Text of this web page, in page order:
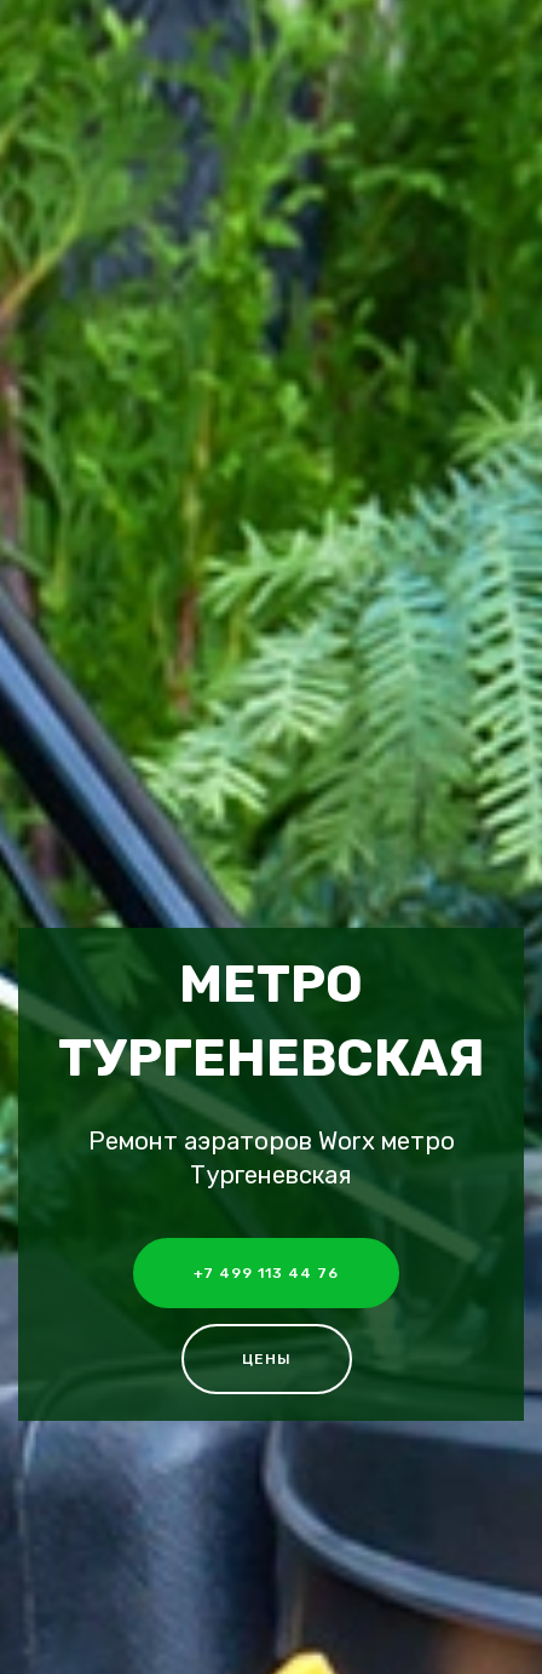
МЕТРО
ТУРГЕНЕВСКАЯ
Ремонт аэраторов Worx метро
Тургеневская
+7 499 113 44 76
ЦЕНЫ